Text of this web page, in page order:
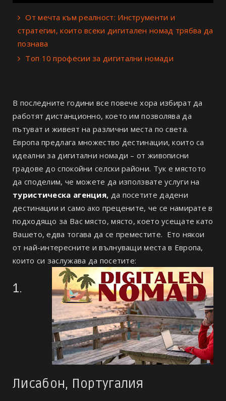
От мечта към реалност: Инструменти и
стратегии, които всеки дигитален номад трябва да
познава
Топ 10 професии за дигитални номади
В последните години все повече хора избират да
работят дистанционно, което им позволява да
пътуват и живеят на различни места по света.
Европа предлага множество дестинации, които са
идеални за дигитални номади – от живописни
градове до спокойни селски райони. Тук е мястото
да споделим, че можете да използвате услуги на
туристическа агенция, да посетите дадени
дестинации и само ако прецените, че се намирате в
подходящо за Вас място, място, което усещате като
Вашето, едва тогава да се преместите. Ето някои
от най-интересните и вълнуващи места в Европа,
които си заслужава да посетите:
1.
Лисабон, Португалия